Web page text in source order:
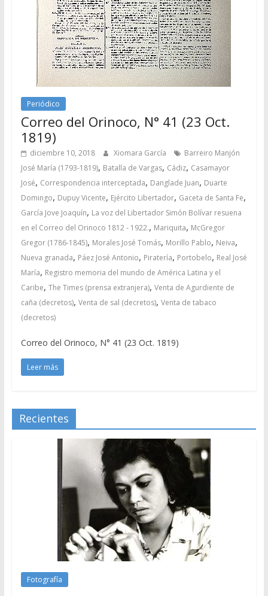
Periódico
Correo del Orinoco, N° 41 (23 Oct.
1819)
diciembre 10, 2018 Xiomara García
Barreiro Manjón
José María (1793-1819), Batalla de Vargas, Cádiz, Casamayor
José, Correspondencia interceptada, Danglade Juan, Duarte
Domingo, Dupuy Vicente, Ejército Libertador, Gaceta de Santa Fe,
García Jove Joaquín, La voz del Libertador Simón Bolívar resuena
en el Correo del Orinoco 1812 - 1922., Mariquita, McGregor
Gregor (1786-1845), Morales José Tomás, Morillo Pablo, Neiva,
Nueva granada, Páez José Antonio, Piratería, Portobelo, Real José
María, Registro memoria del mundo de América Latina y el
Caribe, The Times (prensa extranjera), Venta de Agurdiente de
caña (decretos), Venta de sal (decretos), Venta de tabaco
(decretos)
Correo del Orinoco, N° 41 (23 Oct. 1819)
Leer más
Recientes
Fotografía